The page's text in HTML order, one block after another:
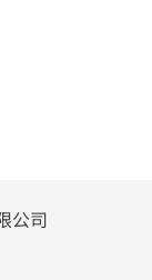
公司